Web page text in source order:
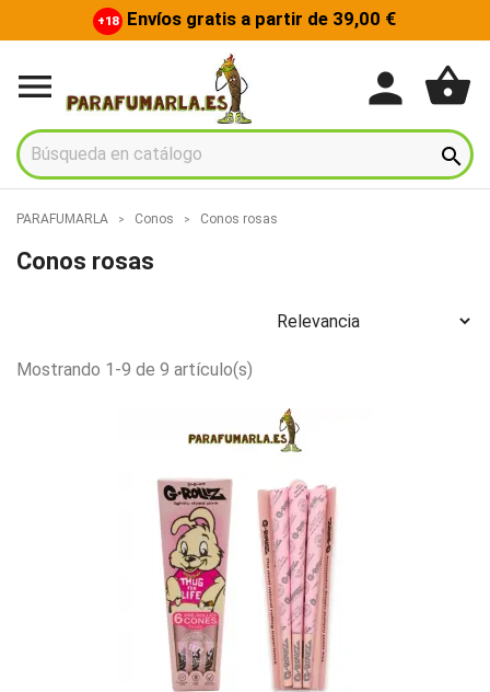
+18 Envíos gratis a partir de 39,00 €
 person shopping_basket

PARAFUMARLA Conos Conos rosas
Conos rosas
Mostrando 1-9 de 9 artículo(s)